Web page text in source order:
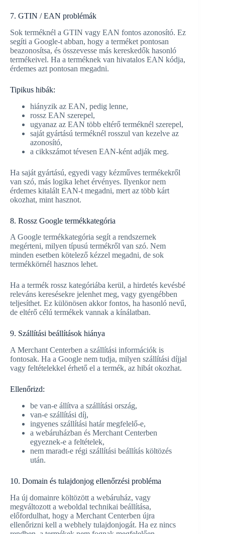
7. GTIN / EAN problémák
Sok terméknél a GTIN vagy EAN fontos azonosító. Ez
segíti a Google-t abban, hogy a terméket pontosan
beazonosítsa, és összevesse más kereskedők hasonló
termékeivel. Ha a terméknek van hivatalos EAN kódja,
érdemes azt pontosan megadni.
Tipikus hibák:
hiányzik az EAN, pedig lenne,
rossz EAN szerepel,
ugyanaz az EAN több eltérő terméknél szerepel,
saját gyártású terméknél rosszul van kezelve az
azonosító,
a cikkszámot tévesen EAN-ként adják meg.
Ha saját gyártású, egyedi vagy kézműves termékekről
van szó, más logika lehet érvényes. Ilyenkor nem
érdemes kitalált EAN-t megadni, mert az több kárt
okozhat, mint hasznot.
8. Rossz Google termékkategória
A Google termékkategória segít a rendszernek
megérteni, milyen típusú termékről van szó. Nem
minden esetben kötelező kézzel megadni, de sok
termékkörnél hasznos lehet.
Ha a termék rossz kategóriába kerül, a hirdetés kevésbé
releváns keresésekre jelenhet meg, vagy gyengébben
teljesíthet. Ez különösen akkor fontos, ha hasonló nevű,
de eltérő célú termékek vannak a kínálatban.
9. Szállítási beállítások hiánya
A Merchant Centerben a szállítási információk is
fontosak. Ha a Google nem tudja, milyen szállítási díjjal
vagy feltételekkel érhető el a termék, az hibát okozhat.
Ellenőrizd:
be van-e állítva a szállítási ország,
van-e szállítási díj,
ingyenes szállítási határ megfelelő-e,
a webáruházban és Merchant Centerben
egyeznek-e a feltételek,
nem maradt-e régi szállítási beállítás költözés
után.
10. Domain és tulajdonjog ellenőrzési probléma
Ha új domainre költözött a webáruház, vagy
megváltozott a weboldal technikai beállítása,
előfordulhat, hogy a Merchant Centerben újra
ellenőrizni kell a webhely tulajdonjogát. Ha ez nincs